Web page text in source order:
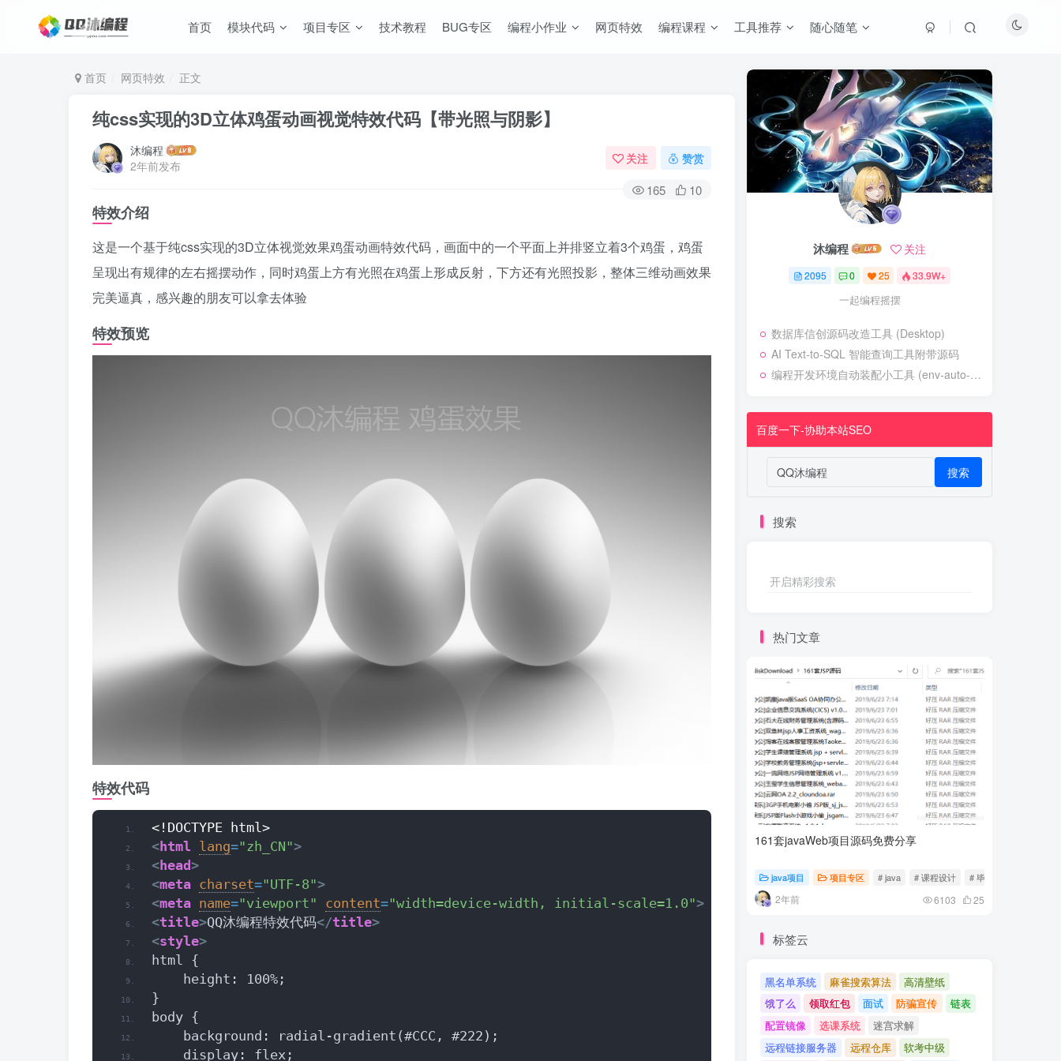
首页 模块代码 项目专区 技术教程 BUG专区 编程小作业 网页特效 编程课程 工具推荐 随心随笔
首页 网页特效 正文
纯css实现的3D立体鸡蛋动画视觉特效代码【带光照与阴影】
沐编程
2年前发布
关注 赞赏
165 10
特效介绍
这是一个基于纯css实现的3D立体视觉效果鸡蛋动画特效代码，画面中的一个平面上并排竖立着3个鸡蛋，鸡蛋
呈现出有规律的左右摇摆动作，同时鸡蛋上方有光照在鸡蛋上形成反射，下方还有光照投影，整体三维动画效果
完美逼真，感兴趣的朋友可以拿去体验
特效预览
特效代码
<!DOCTYPE html>
<html lang="zh_CN">
<head >
<meta charset="UTF-8">
<meta name="viewport" content="width=device-width, initial-scale=1.0">
<title>QQ沐编程特效代码</title>
<style>
html {
    height: 100%;
}
body {
    background: radial-gradient(#CCC, #222);
    display: flex;
沐编程 关注
2095 0 25 33.9W+
一起编程摇摆
数据库信创源码改造工具 (Desktop)
AI Text-to-SQL 智能查询工具附带源码
编程开发环境自动装配小工具 (env-auto-setup)
百度一下-协助本站SEO
搜索
搜索
开启精彩搜索
热门文章
161套javaWeb项目源码免费分享
java项目 项目专区 # java # 课程设计 # 毕业设计
2年前 6103 25
标签云
黑名单系统 麻雀搜索算法
高清壁纸
饿了么
领取红包 面试 防骗宣传
链表
配置镜像
选课系统
迷宫求解
远程链接服务器
远程仓库
软考中级